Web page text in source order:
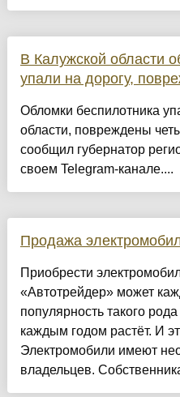
В Калужской области
упали на дорогу,
Обломки беспилотника
области, повреждены
сообщил губернатор
своем Telegram-канале....
Продажа
Приобрести
«Автотрейдер» может
популярность такого
каждым годом растёт. И
Электромобили имеют
владельцев.